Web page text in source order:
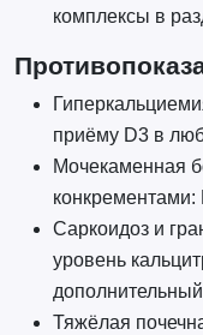
комплексы в
приёму D3 в
Мочекаменная
конкрементами:
Саркоидоз и
уровень
дополнительный
Тяжёлая